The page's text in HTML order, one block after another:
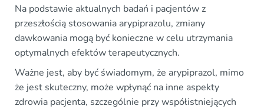
Na podstawie aktualnych badań i pacjentów z
przeszłością stosowania arypiprazolu, zmiany
dawkowania mogą być konieczne w celu utrzymania
optymalnych efektów terapeutycznych.
Ważne jest, aby być świadomym, że arypiprazol, mimo
że jest skuteczny, może wpłynąć na inne aspekty
zdrowia pacjenta, szczególnie przy współistniejących